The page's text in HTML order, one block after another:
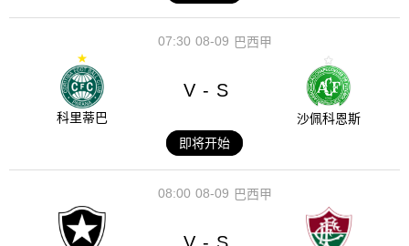
08-09
07:30 巴西甲
科里蒂巴
V - S
沙佩科恩斯
即将开始
08-09
08:00 巴西甲